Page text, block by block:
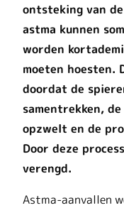
ontsteking van
astma kunnen
worden
moeten hoesten.
doordat de
samentrekken,
opzwelt en de
Door deze
verengd.
Astma-aanvallen